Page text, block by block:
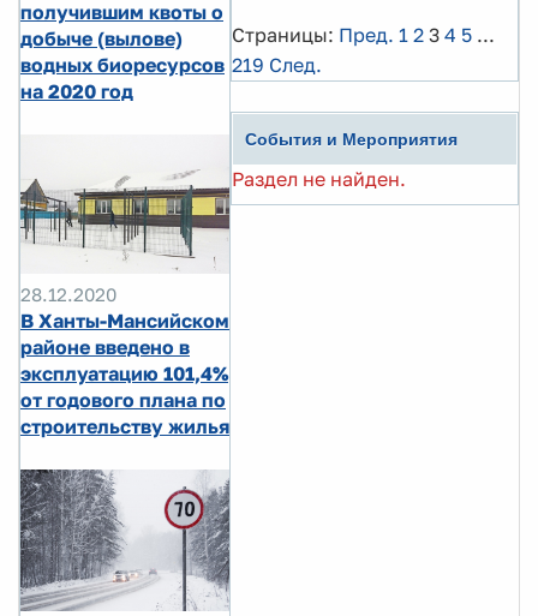
получившим квоты о
добыче (вылове)
водных биоресурсов
на 2020 год
28.12.2020
В Ханты-Мансийском
районе введено в
эксплуатацию 101,4%
от годового плана по
строительству жилья
Страницы: Пред. 1 2 3 4 5 ...
219 След.
События и Мероприятия
Раздел не найден.